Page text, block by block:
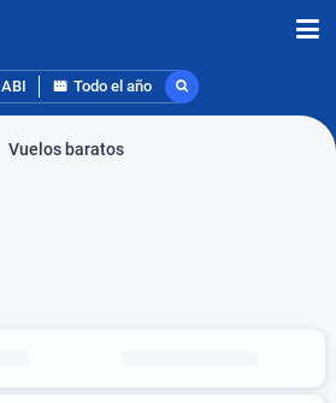
ABI Todo el año
Vuelos baratos